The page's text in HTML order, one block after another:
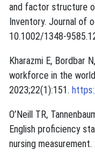
and factor structure
Inventory. Journal of
10.1002/1348-
Kharazmi E, Bordbar
workforce in the
2023;22(1):151.
O’Neill TR,
English proficiency
nursing